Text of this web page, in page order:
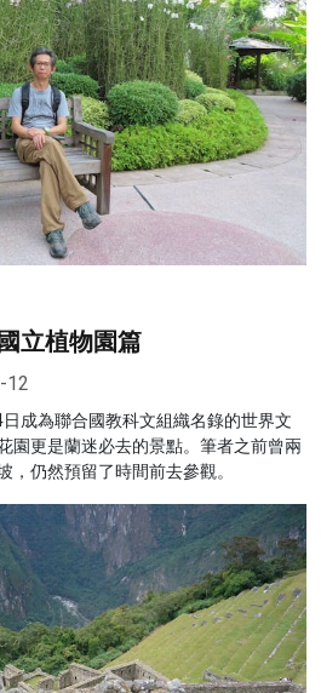
立植物園篇
12
成為聯合國教科文組織名錄的世界文
園更是蘭迷必去的景點。筆者之前曾兩
，仍然預留了時間前去參觀。